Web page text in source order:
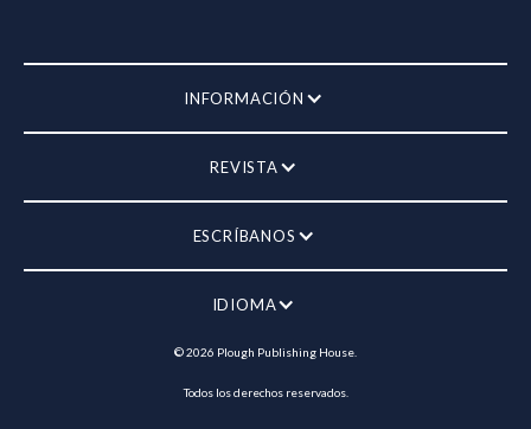
INFORMACIÓN
REVISTA
ESCRÍBANOS
IDIOMA
©2026 Plough Publishing House.
Todos los derechos reservados.